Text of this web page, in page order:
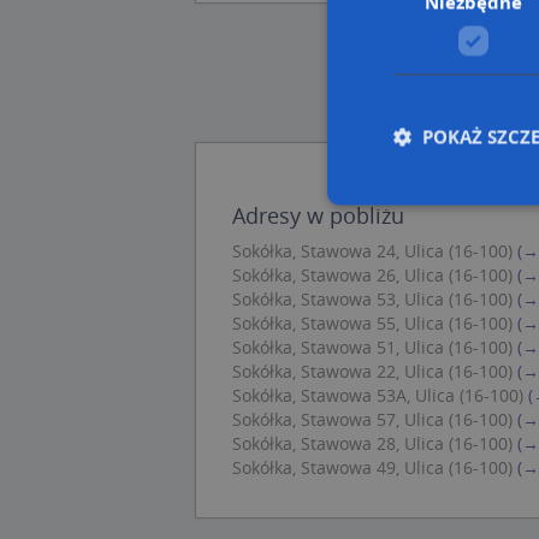
Adresy w pobliżu
Sokółka, Stawowa 24, Ulica (16-100) (→
Sokółka, Stawowa 26, Ulica (16-100) (→
Sokółka, Stawowa 53, Ulica (16-100) (→
Sokółka, Stawowa 55, Ulica (16-100) (→
Sokółka, Stawowa 51, Ulica (16-100) (→
Sokółka, Stawowa 22, Ulica (16-100) (→
Sokółka, Stawowa 53A, Ulica (16-100)
Sokółka, Stawowa 57, Ulica (16-100) (→
Sokółka, Stawowa 28, Ulica (16-100) (→
Sokółka, Stawowa 49, Ulica (16-100) (→
POKAŻ
Niezbędne pliki
zarządzanie kontem.
Nazwa
APPSESSID